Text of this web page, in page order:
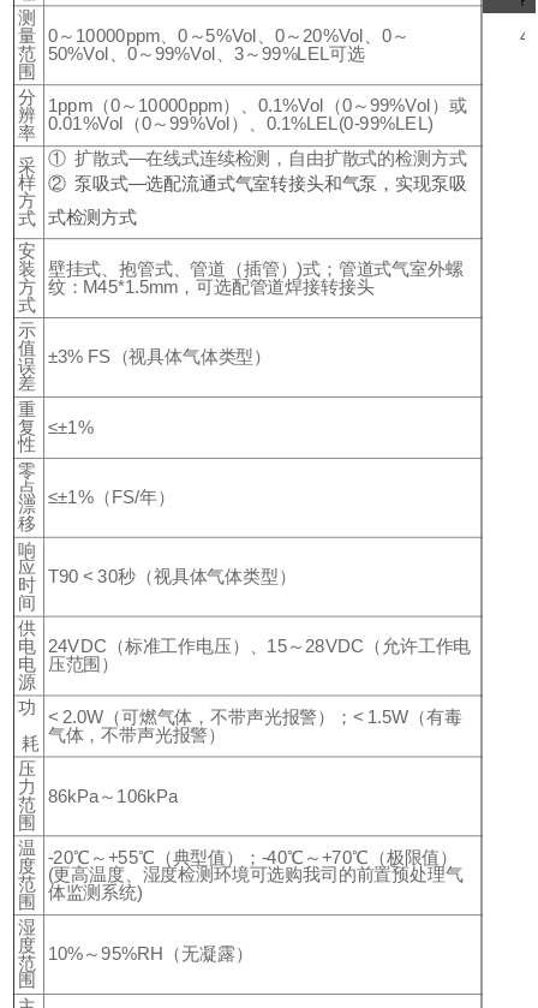
测
量
范
围
0～10000ppm、0～5%Vol、0～20%Vol、0～
50%Vol、0～99%Vol、3～99%LEL可选
分
辨
率
1ppm（0～10000ppm）、0.1%Vol（0～99%Vol）或
0.01%Vol（0～99%Vol）、0.1%LEL(0-99%LEL)
采
样
方
式
① 扩散式—在线式连续检测，自由扩散式的检测方式
② 泵吸式—选配流通式气室转接头和气泵，实现泵吸
式检测方式
安
装
方
式
壁挂式、抱管式、管道（插管）)式；管道式气室外螺
纹：M45*1.5mm，可选配管道焊接转接头
示
值
误
差
±3% FS（视具体气体类型）
重
复
性
≤±1%
零
点
漂
移
≤±1%（FS/年）
响
应
时
间
T90 < 30秒（视具体气体类型）
供
电
电
源
24VDC（标准工作电压）、15～28VDC（允许工作电
压范围）
功
耗
< 2.0W（可燃气体，不带声光报警）；< 1.5W（有毒
气体，不带声光报警）
压
力
范
围
86kPa～106kPa
温
度
范
围
-20℃～+55℃（典型值）；-40℃～+70℃（极限值）
(更高温度、湿度检测环境可选购我司的前置预处理气
体监测系统)
湿
度
范
围
10%～95%RH（无凝露）